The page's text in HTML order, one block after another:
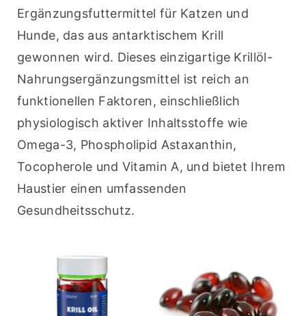
Ergänzungsfuttermittel für Katzen und
Hunde, das aus antarktischem Krill
gewonnen wird. Dieses einzigartige Krillöl-
Nahrungsergänzungsmittel ist reich an
funktionellen Faktoren, einschließlich
physiologisch aktiver Inhaltsstoffe wie
Omega-3, Phospholipid Astaxanthin,
Tocopherole und Vitamin A, und bietet Ihrem
Haustier einen umfassenden
Gesundheitsschutz.